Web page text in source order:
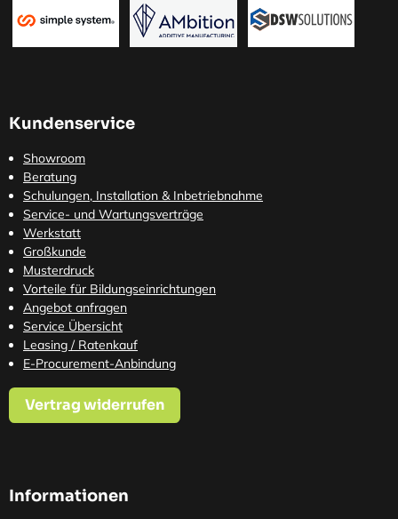
Kundenservice
Showroom
Beratung
Schulungen, Installation & Inbetriebnahme
Service- und Wartungsverträge
Werkstatt
Großkunde
Musterdruck
Vorteile für Bildungseinrichtungen
Angebot anfragen
Service Übersicht
Leasing / Ratenkauf
E-Procurement-Anbindung
Vertrag widerrufen
Informationen